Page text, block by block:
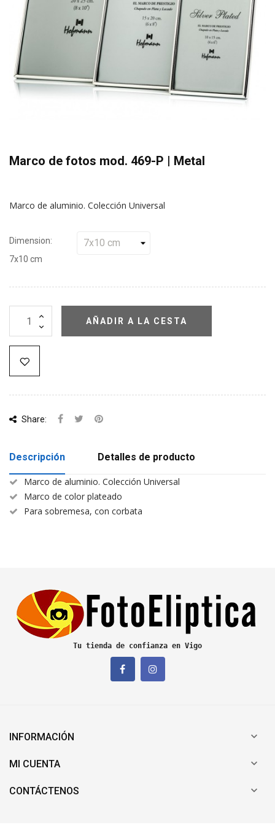
Marco de fotos mod. 469-P | Metal
Marco de aluminio. Colección Universal
Dimension:
7x10 cm
AÑADIR A LA CESTA
Share:
Descripción Detalles de producto
Marco de aluminio. Colección Universal
Marco de color plateado
Para sobremesa, con corbata
Tu tienda de confianza en Vigo
INFORMACIÓN 
MI CUENTA 
CONTÁCTENOS 